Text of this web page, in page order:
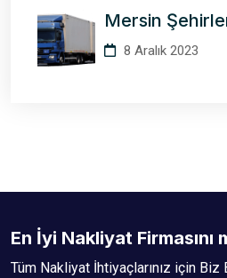
Mersin
8 Aralık 2023
En İyi Nakliyat Firmasını
Tüm Nakliyat İhtiyaçlarınız için Biz